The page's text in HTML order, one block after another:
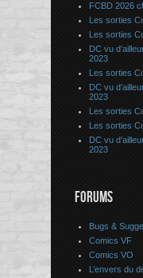
FCBD 2026
Les sorties
Les sorties
DC vu
2023
Les sorties
DC vu
2023
Les sorties
Les sorties
DC vu
2023
FORUMS
Bugs &
Comics VF
Comics VO
L’envers du